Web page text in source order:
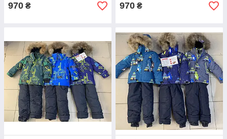
970 ₴ 970 ₴